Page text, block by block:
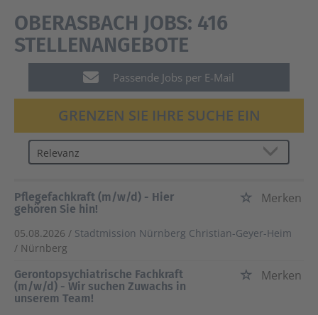
OBERASBACH JOBS: 416
STELLENANGEBOTE
Passende Jobs per E-Mail
GRENZEN SIE IHRE SUCHE EIN
Pflegefachkraft (m/w/d) - Hier
gehören Sie hin!
Merken
05.08.2026 / Stadtmission Nürnberg Christian-Geyer-Heim
/ Nürnberg
Gerontopsychiatrische Fachkraft
(m/w/d) - Wir suchen Zuwachs in
unserem Team!
Merken